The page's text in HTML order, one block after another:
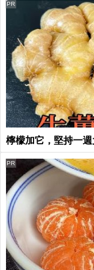
檸檬加它，堅持一
PR
PR